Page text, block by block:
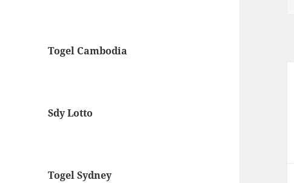
Togel Cambodia
Sdy Lotto
Togel Sydney